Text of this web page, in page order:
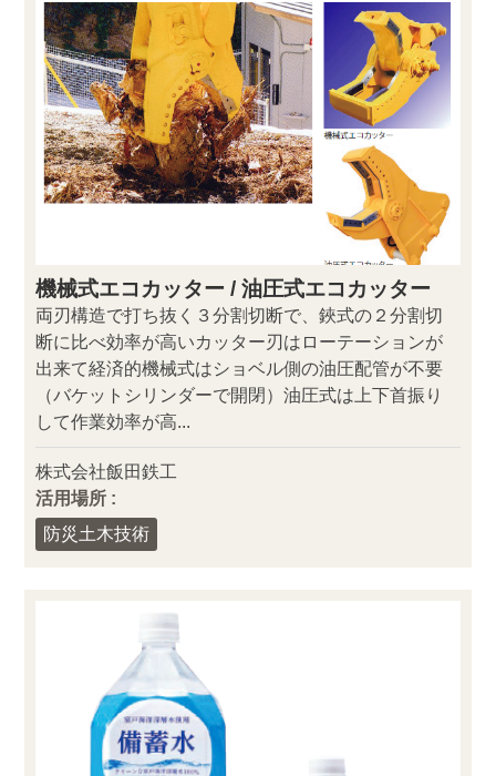
機械式エコカッター / 油圧式エコカッター
両刃構造で打ち抜く３分割切断で、鋏式の２分割切
断に比べ効率が高いカッター刃はローテーションが
出来て経済的機械式はショベル側の油圧配管が不要
（バケットシリンダーで開閉）油圧式は上下首振り
して作業効率が高...
株式会社飯田鉄工
活用場所 :
防災土木技術